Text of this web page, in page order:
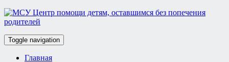
Toggle navigation
Главная